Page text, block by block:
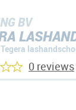
BV
Tegera
0 reviews